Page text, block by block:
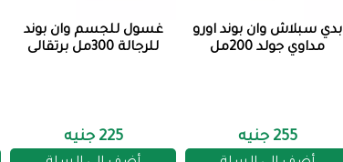
بدي سبلاش وان بوند اورو
مداوي جولد 200مل
255 جنيه
غسول للجسم وان بوند
للرجالة 300مل برتقالى
225 جنيه